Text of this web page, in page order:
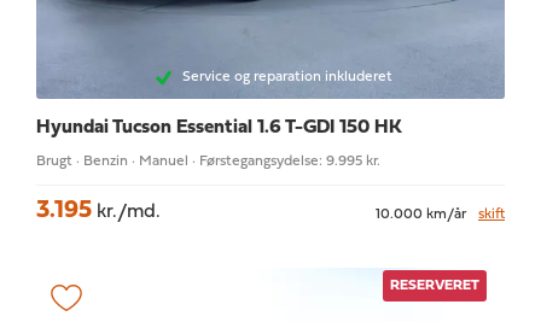
Service og reparation inkluderet
Hyundai Tucson Essential 1.6 T-GDI 150 HK
Brugt · Benzin · Manuel · Førstegangsydelse: 9.995 kr.
3.195 kr./md. 10.000 km/år skift
RESERVERET